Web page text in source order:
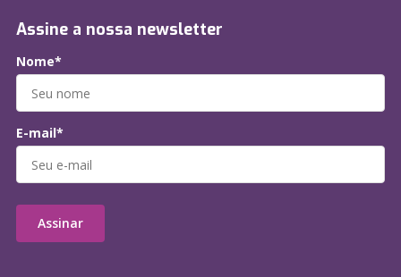
Assine a nossa newsletter
Nome*
E-mail*
Assinar